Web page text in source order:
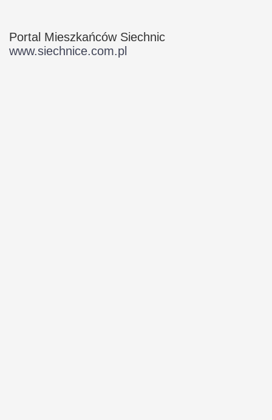
Portal Mieszkańców Siechnic
www.siechnice.com.pl